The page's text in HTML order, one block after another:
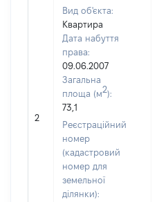
2
Вид об'єкта:
Квартира
Дата набуття
права:
09.06.2007
Загальна
площа (м2):
73,1
Реєстраційний
номер
(кадастровий
номер для
земельної
ділянки):